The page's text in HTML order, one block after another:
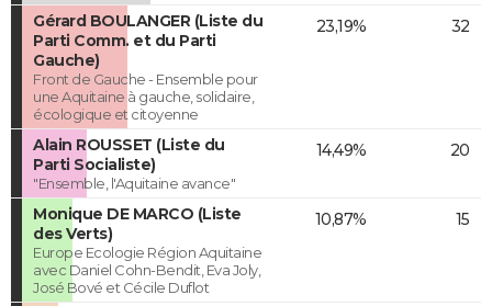
Gérard BOULANGER (Liste du
Parti Comm. et du Parti
Gauche)
Front de Gauche - Ensemble pour
une Aquitaine à gauche, solidaire,
écologique et citoyenne
23,19% 32
Alain ROUSSET (Liste du
Parti Socialiste)
"Ensemble, l'Aquitaine avance"
14,49% 20
Monique DE MARCO (Liste
des Verts)
Europe Ecologie Région Aquitaine
avec Daniel Cohn-Bendit, Eva Joly,
José Bové et Cécile Duflot
10,87% 15